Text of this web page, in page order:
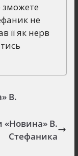
зможете
не
її як нерв
В.
«Новина» В.
Стефаника